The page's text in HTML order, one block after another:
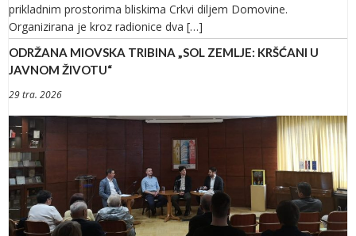
prikladnim prostorima bliskima Crkvi diljem Domovine.
Organizirana je kroz radionice dva […]
ODRŽANA MIOVSKA TRIBINA „SOL ZEMLJE: KRŠĆANI U
JAVNOM ŽIVOTU“
29 tra. 2026